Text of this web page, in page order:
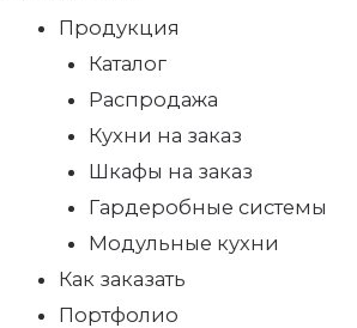
Продукция
Каталог
Распродажа
Кухни на заказ
Шкафы на заказ
Гардеробные системы
Модульные кухни
Как заказать
Портфолио